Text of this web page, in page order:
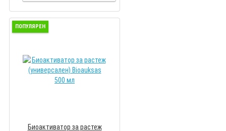
ПОПУЛЯРЕН
Биоактиватор за растеж